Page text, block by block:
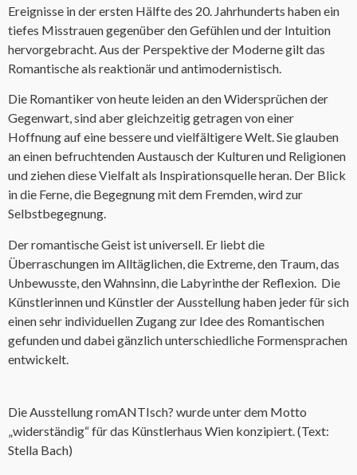
Ereignisse in der ersten Hälfte des 20. Jahrhunderts haben ein
tiefes Misstrauen gegenüber den Gefühlen und der Intuition
hervorgebracht. Aus der Perspektive der Moderne gilt das
Romantische als reaktionär und antimodernistisch.
Die Romantiker von heute leiden an den Widersprüchen der
Gegenwart, sind aber gleichzeitig getragen von einer
Hoffnung auf eine bessere und vielfältigere Welt. Sie glauben
an einen befruchtenden Austausch der Kulturen und Religionen
und ziehen diese Vielfalt als Inspirationsquelle heran. Der Blick
in die Ferne, die Begegnung mit dem Fremden, wird zur
Selbstbegegnung.
Der romantische Geist ist universell. Er liebt die
Überraschungen im Alltäglichen, die Extreme, den Traum, das
Unbewusste, den Wahnsinn, die Labyrinthe der Reflexion. Die
Künstlerinnen und Künstler der Ausstellung haben jeder für sich
einen sehr individuellen Zugang zur Idee des Romantischen
gefunden und dabei gänzlich unterschiedliche Formensprachen
entwickelt.
Die Ausstellung romANTIsch? wurde unter dem Motto
„widerständig“ für das Künstlerhaus Wien konzipiert. (Text:
Stella Bach)